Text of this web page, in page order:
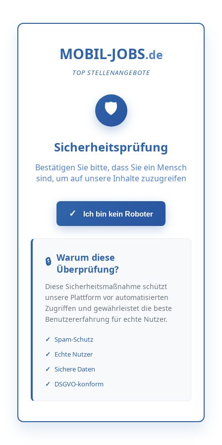
MOBIL-JOBS
TOP STELLENANGEBOTE
Sicherheitsprüfung
Bestätigen Sie bitte, dass Sie ein Mensch
sind, um auf unsere Inhalte zuzugreifen
✓ Ich bin kein Roboter
Warum diese
Überprüfung?
Diese Sicherheitsmaßnahme schützt
unsere Plattform vor automatisierten
Zugriffen und gewährleistet die beste
Benutzererfahrung für echte Nutzer.
Spam-Schutz
Echte Nutzer
Sichere Daten
DSGVO-konform